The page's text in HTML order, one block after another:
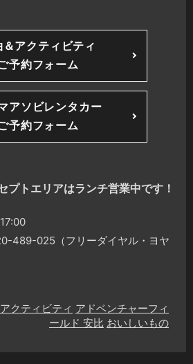
＆アクティビティ
予約フォーム
アソビレンタカー
予約フォーム
プトエリアはランチ営業中です！
489-025（フリーダイヤル・ヨヤ
アクティビティ アドベンチャーフィ
ールド 安比 おいしいもの